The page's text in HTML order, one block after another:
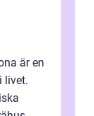
är en
livet.